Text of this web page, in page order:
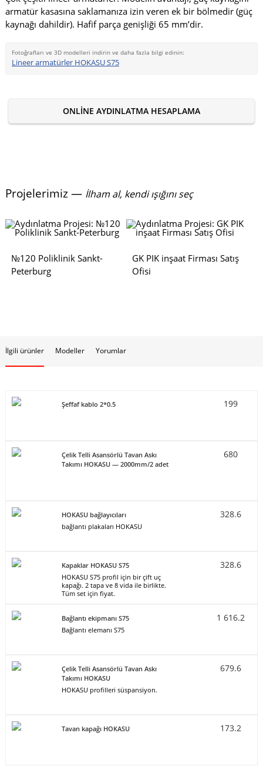
armatür kasasına saklamanıza izin veren ek bir bölmedir (güç
kaynağı dahildir). Hafif parça genişliği 65 mm’dir.
Fotoğrafları ve 3D modelleri indirin ve daha fazla bilgi edinin:
Lineer armatürler HOKASU S75
ONLINE AYDINLATMA HESAPLAMA
Projelerimiz — İlham al, kendi ışığını seç
№120 Poliklinik Sankt-
Peterburg
GK PIK inşaat Firması Satış
Ofisi
İlgili ürünler Modeller Yorumlar
Şeffaf kablo 2*0.5 199
Çelik Telli Asansörlü Tavan Askı
Takımı HOKASU — 2000mm/2 adet
680
HOKASU bağlayıcıları
bağlantı plakaları HOKASU
328.6
Kapaklar HOKASU S75
HOKASU S75 profil için bir çift uç
kapağı. 2 tapa ve 8 vida ile birlikte.
Tüm set için fiyat.
328.6
Bağlantı ekipmanı S75
Bağlantı elemanı S75
1 616.2
Çelik Telli Asansörlü Tavan Askı
Takımı HOKASU
HOKASU profilleri süspansiyon.
679.6
Tavan kapağı HOKASU 173.2